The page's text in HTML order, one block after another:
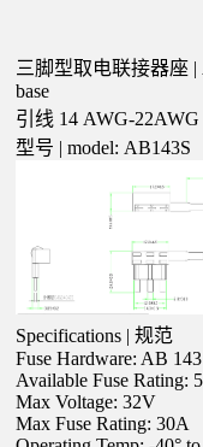
三脚型取电联接器座 |
base
引线 14 AWG-22AWG
型号 | model: AB143S
Specifications | 规范
Fuse Hardware: AB 143
Available Fuse Rating: 5
Max Voltage: 32V
Max Fuse Rating: 30A